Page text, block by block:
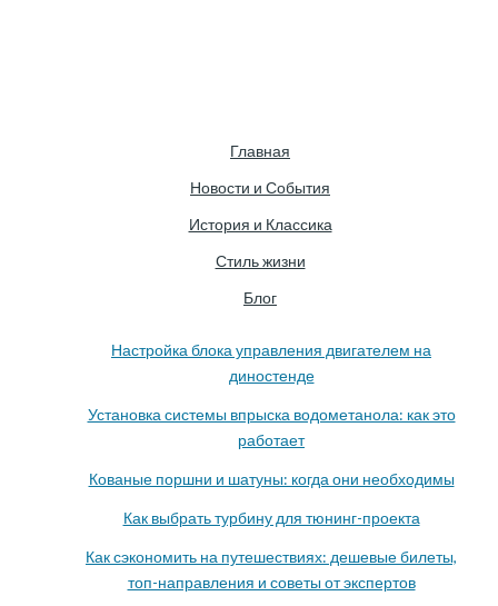
Главная
Новости и События
История и Классика
Стиль жизни
Блог
Настройка блока управления двигателем на
диностенде
Установка системы впрыска водометанола: как это
работает
Кованые поршни и шатуны: когда они необходимы
Как выбрать турбину для тюнинг-проекта
Как сэкономить на путешествиях: дешевые билеты,
топ-направления и советы от экспертов